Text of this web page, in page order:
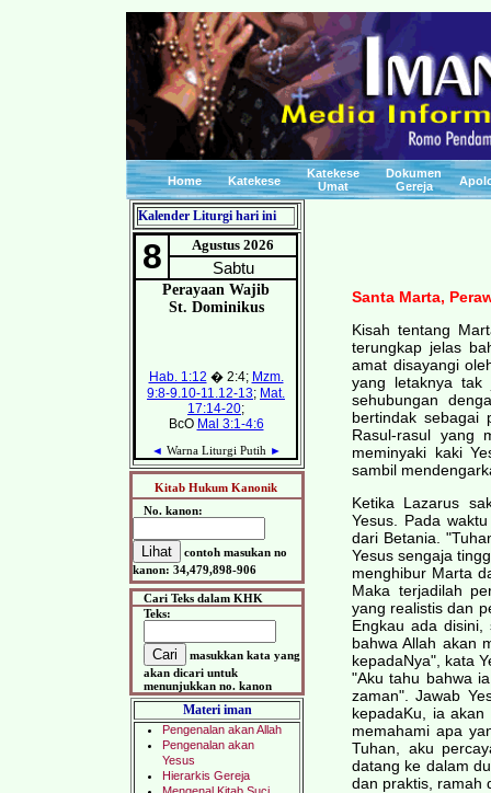
Home Katekese
Katekese
Umat
Dokumen
Gereja
Kalender Liturgi hari ini
Kitab Hukum Kanonik
No. kanon:
contoh masukan no
kanon: 34,479,898-906
Cari Teks dalam KHK
Teks:
masukkan kata yang
akan dicari untuk
menunjukkan no. kanon
Materi iman
Santa Marta,
Kisah tentang
terungkap jelas
amat disayangi
yang letaknya tak
sehubungan
bertindak sebagai
Rasul-rasul yang
meminyaki kaki
sambil
Ketika Lazarus
Yesus. Pada
dari Betania.
Yesus sengaja
menghibur Marta
Maka terjadilah
yang realistis dan
Engkau ada
bahwa Allah akan
kepadaNya", kata
"Aku tahu bahwa
zaman". Jawab
kepadaKu, ia
memahami apa
Tuhan, aku
datang ke dalam
dan praktis, ramah